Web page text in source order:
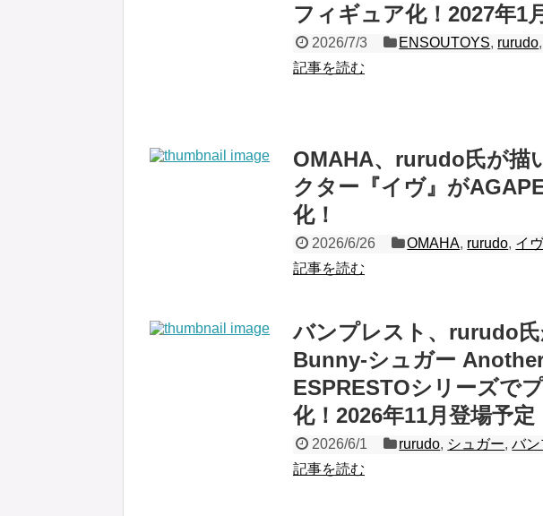
フィギュア化！2027年1
2026/7/3 ENSOUTOYS, rurudo,
記事を読む
OMAHA、rurudo氏が描
クター『イヴ』が
化！
2026/6/26 OMAHA, rurudo, イ
記事を読む
バンプレスト、rurudo
Bunny-シュガー
ESPRESTOシリーズで
化！2026年11月登場予定
2026/6/1 rurudo, シュガー,バン
記事を読む